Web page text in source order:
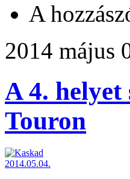
A
2014 május
A 4. helyet
Touron